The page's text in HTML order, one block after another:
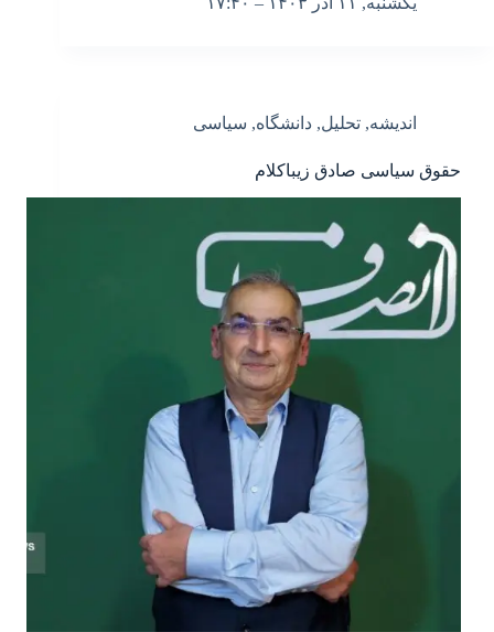
اندیشه, تحلیل, دانشگاه, سیاسی
حقوق سیاسی صادق زیباکلام